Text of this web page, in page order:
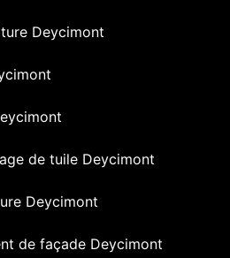
Deycimont
de tuile Deycimont
Deycimont
de façade Deycimont